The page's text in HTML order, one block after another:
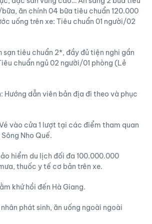
checkin những đồi thông đẹp
nhận, khí hậu và cảnh sắc buổi
hùng vỹ: Thử một lần dừng chân
huyện Quản Bạ, du khách sẽ
cảnh đẹp Hà Giang và tự hào về
Nam với bức tranh sơn thủy hữu
nào cũng đẹp. Bát Đại Sơn gắn
Sơn Tinh – Thủy Tinh dời
ở xã còn 8 ngọn núi lớn tương
Tinh tạo ra trong hành trình
Thủy Tinh. Vì thế tên gọi Bát Đại
Hoa: Không gian tại Các làng
tại Cao Mã Pờ, là một xã vùng
Mã Pờ là nơi chung sống của các
tộc, trong đó nổi bật và đặc
bào người Hán với kiến trúc nhà
âm dương truyền thống, nhà
đào, lê, mận.. Vào mỗi dịp xuân
làng biên giới tràn ngập sắc
ăn chính 04 bữa tiêu chuẩn 120.000
uống trên xe: Tiêu chuẩn 01 người/02
sạn tiêu chuẩn 2*, đầy đủ tiện nghi gần
chuẩn ngủ 02 người/01 phòng (Lẻ
Hướng dẫn viên bản địa đi theo và phục
vào cửa 1 lượt tại các điểm tham quan
Nho Quế.
hiểm du lịch đối đa 100.000.000
thuốc y tế cơ bản trên xe.
khứ hồi đến Hà Giang.
phát sinh, ăn uống ngoài ngoài